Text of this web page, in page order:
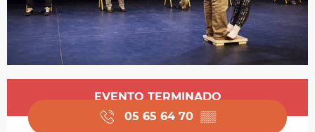
Horarios y datos de contacto
EVENTO TERMINADO
05 65 64 70 ▒▒